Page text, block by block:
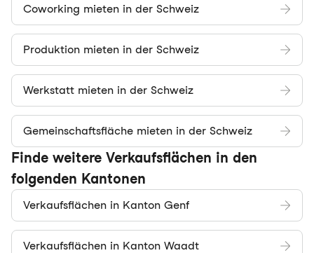
Coworking mieten in der Schweiz
Produktion mieten in der Schweiz
Werkstatt mieten in der Schweiz
Gemeinschaftsfläche mieten in der Schweiz
Finde weitere Verkaufsflächen in den
folgenden Kantonen
Verkaufsflächen in Kanton Genf
Verkaufsflächen in Kanton Waadt